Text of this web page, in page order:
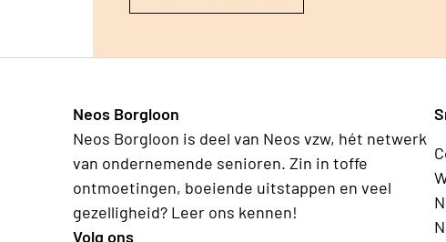
Neos Borgloon
Neos Borgloon is deel van Neos vzw, hét netwerk
van ondernemende senioren. Zin in toffe
ontmoetingen, boeiende uitstappen en veel
gezelligheid? Leer ons kennen!
Volg ons